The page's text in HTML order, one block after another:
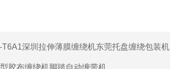
T6A1深圳拉伸薄膜缠绕机东莞托盘缠绕包装机
胶布缠绕机脚踏自动缠带机